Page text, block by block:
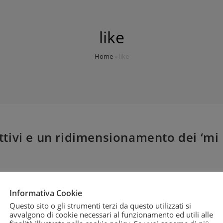
like
Home» like
e un ridimensionamento dei ‘mi
di qualche centinaio il numero di 'mi piace' delle pagine,
Informativa Cookie
Questo sito o gli strumenti terzi da questo utilizzati si
avvalgono di cookie necessari al funzionamento ed utili alle